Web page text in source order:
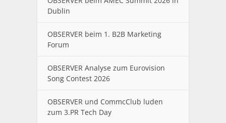
Dublin
OBSERVER beim 1. B2B Marketing
Forum
OBSERVER Analyse zum Eurovision
Song Contest 2026
OBSERVER und CommcClub luden
zum 3.PR Tech Day